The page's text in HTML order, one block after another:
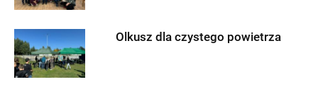
Olkusz dla czystego powietrza